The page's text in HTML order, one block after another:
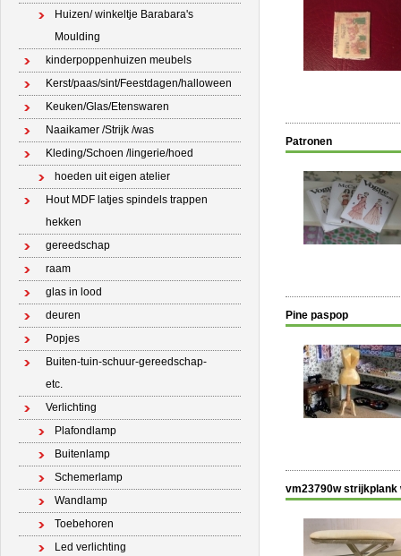
Huizen/ winkeltje Barabara's
Moulding
kinderpoppenhuizen meubels
Kerst/paas/sint/Feestdagen/halloween
Keuken/Glas/Etenswaren
Naaikamer /Strijk /was
Kleding/Schoen /lingerie/hoed
hoeden uit eigen atelier
Hout MDF latjes spindels trappen
hekken
gereedschap
raam
glas in lood
deuren
Popjes
Buiten-tuin-schuur-gereedschap-
etc.
Verlichting
Plafondlamp
Buitenlamp
Schemerlamp
Wandlamp
Toebehoren
Led verlichting
Patronen
Pine paspop
vm23790w strijkplank